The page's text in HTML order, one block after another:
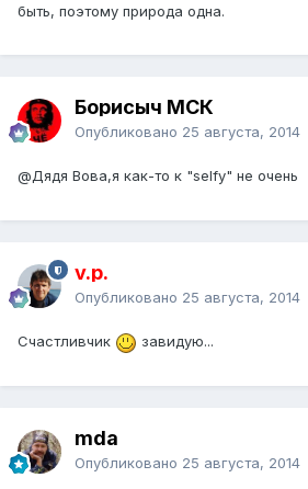
быть, поэтому природа одна.
Борисыч МСК
Опубликовано 25 августа, 2014
@Дядя Вова,я как-то к "selfy" не очень
v.p.
Опубликовано 25 августа, 2014
Счастливчик завидую...
mda
Опубликовано 25 августа, 2014